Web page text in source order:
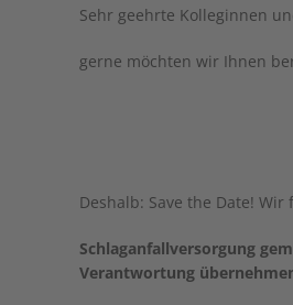
Sehr geehrte Kolleginnen
gerne möchten wir Ihnen
Deshalb: Save the Date!
Schlaganfallversorgung
Verantwortung